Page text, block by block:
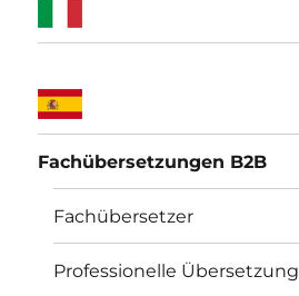
Fachübersetzungen B2B
Fachübersetzer
Professionelle Übersetzung